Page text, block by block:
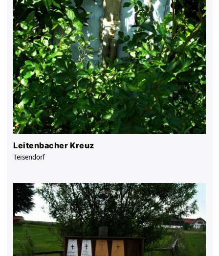
Leitenbacher Kreuz
Teisendorf